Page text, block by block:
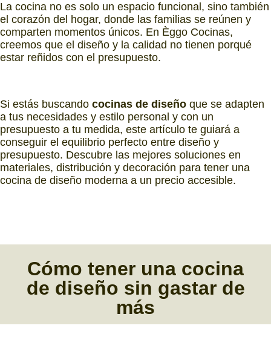
La cocina no es solo un espacio funcional, sino también
el corazón del hogar, donde las familias se reúnen y
comparten momentos únicos. En Èggo Cocinas,
creemos que el diseño y la calidad no tienen porqué
estar reñidos con el presupuesto.
Si estás buscando cocinas de diseño que se adapten
a tus necesidades y estilo personal y con un
presupuesto a tu medida, este artículo te guiará a
conseguir el equilibrio perfecto entre diseño y
presupuesto. Descubre las mejores soluciones en
materiales, distribución y decoración para tener una
cocina de diseño moderna a un precio accesible.
Cómo tener una cocina
de diseño sin gastar de
más